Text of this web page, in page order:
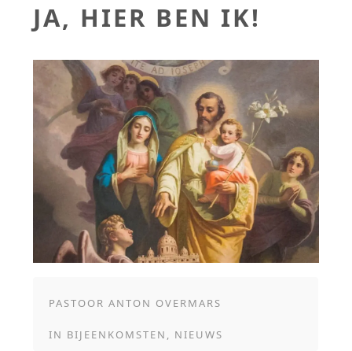
JA, HIER BEN IK!
PASTOOR ANTON OVERMARS
IN BIJEENKOMSTEN , NIEUWS